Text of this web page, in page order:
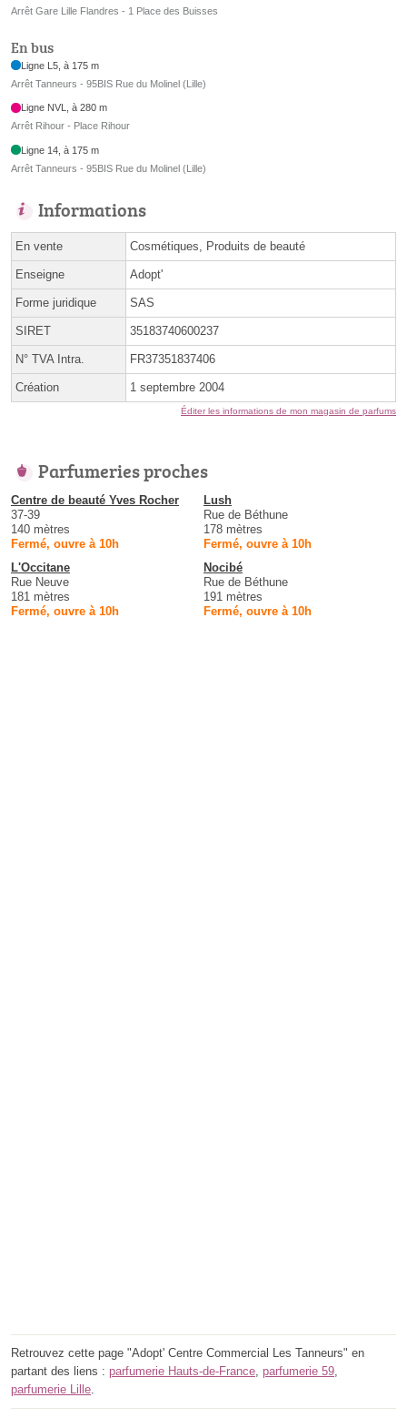
Arrêt Gare Lille Flandres - 1 Place des Buisses
En bus
Ligne L5, à 175 m
Arrêt Tanneurs - 95BIS Rue du Molinel (Lille)
Ligne NVL, à 280 m
Arrêt Rihour - Place Rihour
Ligne 14, à 175 m
Arrêt Tanneurs - 95BIS Rue du Molinel (Lille)
Informations
En vente Cosmétiques, Produits de beauté
Enseigne Adopt'
Forme juridique SAS
SIRET 35183740600237
N° TVA Intra. FR37351837406
Création 1 septembre 2004
Éditer les informations de mon magasin de parfums
Parfumeries proches
Centre de beauté Yves Rocher
37-39
140 mètres
Fermé, ouvre à 10h
Lush
Rue de Béthune
178 mètres
Fermé, ouvre à 10h
L'Occitane
Rue Neuve
181 mètres
Fermé, ouvre à 10h
Nocibé
Rue de Béthune
191 mètres
Fermé, ouvre à 10h
Retrouvez cette page "Adopt' Centre Commercial Les Tanneurs" en
partant des liens : parfumerie Hauts-de-France parfumerie 59
parfumerie Lille